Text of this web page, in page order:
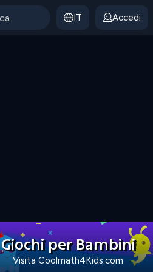
IT Accedi
Giochi per Bambini
Visita Coolmath4Kids.com